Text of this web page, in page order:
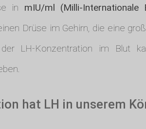
in mIU/ml (Milli-Internationale
Drüse im Gehirn, die eine
LH-Konzentration im Blut
hat LH in unserem